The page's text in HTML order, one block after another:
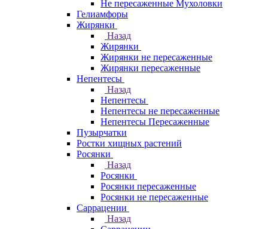
Не пересаженные Мухоловки
Гелиамфоры
Жирянки
Назад
Жирянки
Жирянки не пересаженные
Жирянки пересаженные
Непентесы
Назад
Непентесы
Непентесы не пересаженные
Непентесы Пересаженные
Пузырчатки
Ростки хищных растений
Росянки
Назад
Росянки
Росянки пересаженные
Росянки не пересаженные
Саррацении
Назад